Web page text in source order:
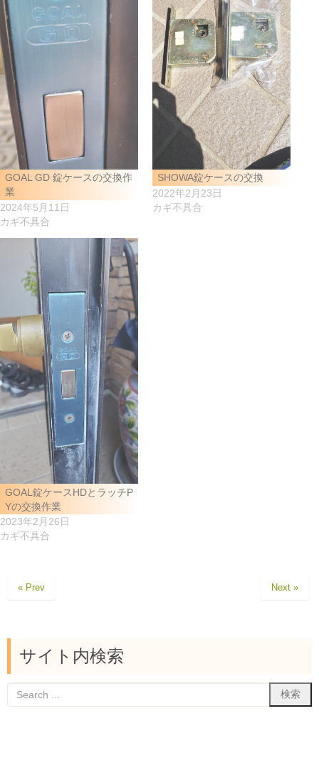
GOAL GD 錠ケースの交換作
業
2024年5月11日
カギ不具合
SHOWA錠ケースの交換
2022年2月23日
カギ不具合
GOAL錠ケースHDとラッチP
Yの交換作業
2023年2月26日
カギ不具合
« Prev Next »
サイト内検索